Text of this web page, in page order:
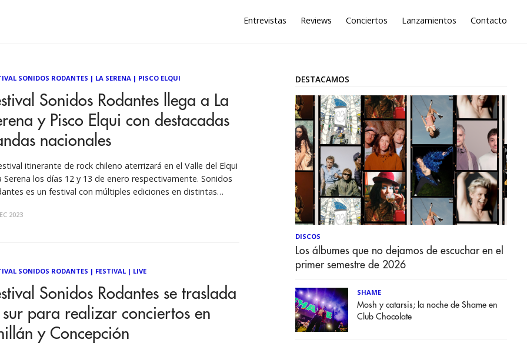
Entrevistas Reviews Conciertos Lanzamientos Contacto
SONIDOS RODANTES | LA SERENA| PISCO ELQUI
Sonidos Rodantes llega a La
y Pisco Elqui con destacadas
nacionales
itinerante de rock chileno aterrizará en el Valle del Elqui
Serena los días 12 y 13 de enero respectivamente. Sonidos
es un festival con múltiples ediciones en distintas
de primer nivel, logrando descentralizar
2023
SONIDOS RODANTES | FESTIVAL| LIVE
Sonidos Rodantes se traslada
para realizar conciertos en
y Concepción
DESTACAMOS
DISCOS
Los álbumes que no dejamos de escuchar en el
primer semestre de 2026
SHAME
Mosh y catarsis; la noche de Shame en
Club Chocolate